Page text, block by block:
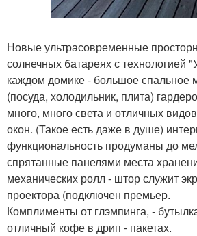
Новые ультрасовременные
солнечных батареях с технологией
каждом домике - большое спальное
(посуда, холодильник, плита)
много, много света и отличных
окон. (Такое есть даже в душе)
функциональность продуманы до
спрятанные панелями места
механических ролл - штор служит
проектора (подключен премьер.
Комплименты от глэмпинга, -
отличный кофе в дрип - пакетах.